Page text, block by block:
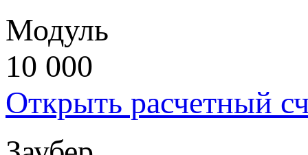
Модуль
10 000
Открыть расчетный